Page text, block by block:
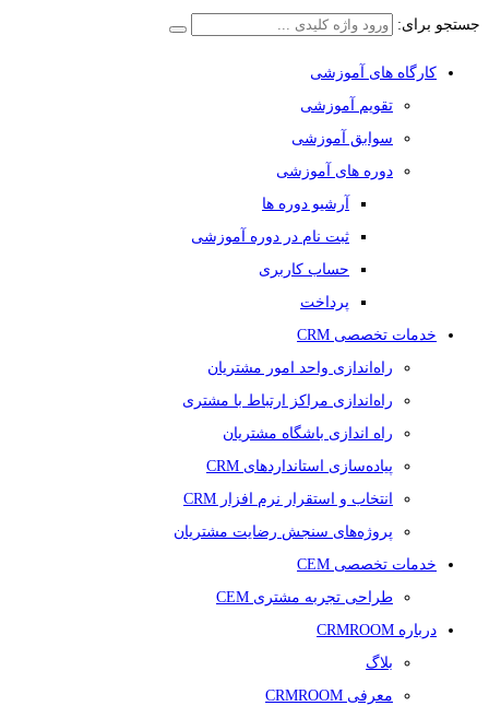
جستجو برای:
کارگاه های آموزشی
تقویم آموزشی
سوابق آموزشی
دوره های آموزشی
آرشیو دوره ها
ثبت نام در دوره آموزشی
حساب کاربری
پرداخت
خدمات تخصصی CRM
راه‌اندازی واحد امور مشتریان
راه‌اندازی مراکز ارتباط با مشتری
راه اندازی باشگاه مشتریان
پیاده‌سازی استانداردهای CRM
انتخاب و استقرار نرم افزار CRM
پروژه‌های سنجش رضایت مشتریان
خدمات تخصصی CEM
طراحی تجربه مشتری CEM
درباره CRMROOM
بلاگ
معرفی CRMROOM